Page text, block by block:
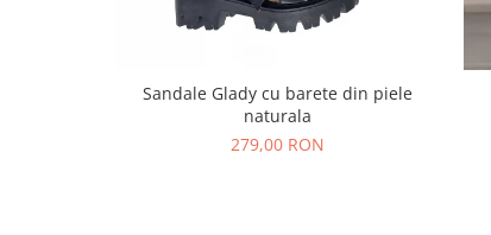
Sandale Glady cu barete din piele
naturala
279,00 RON